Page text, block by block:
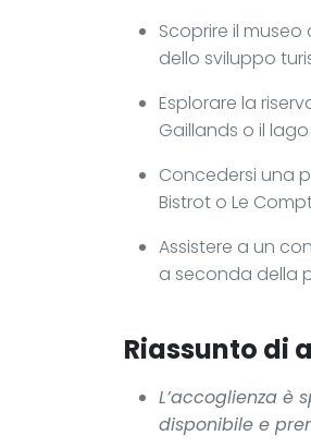
Scoprire il
dello sviluppo
Esplorare la
Gaillands o il
Concedersi una
Bistrot o Le
Assistere a un
a seconda della
Riassunto di
L’accoglienza è
disponibile e